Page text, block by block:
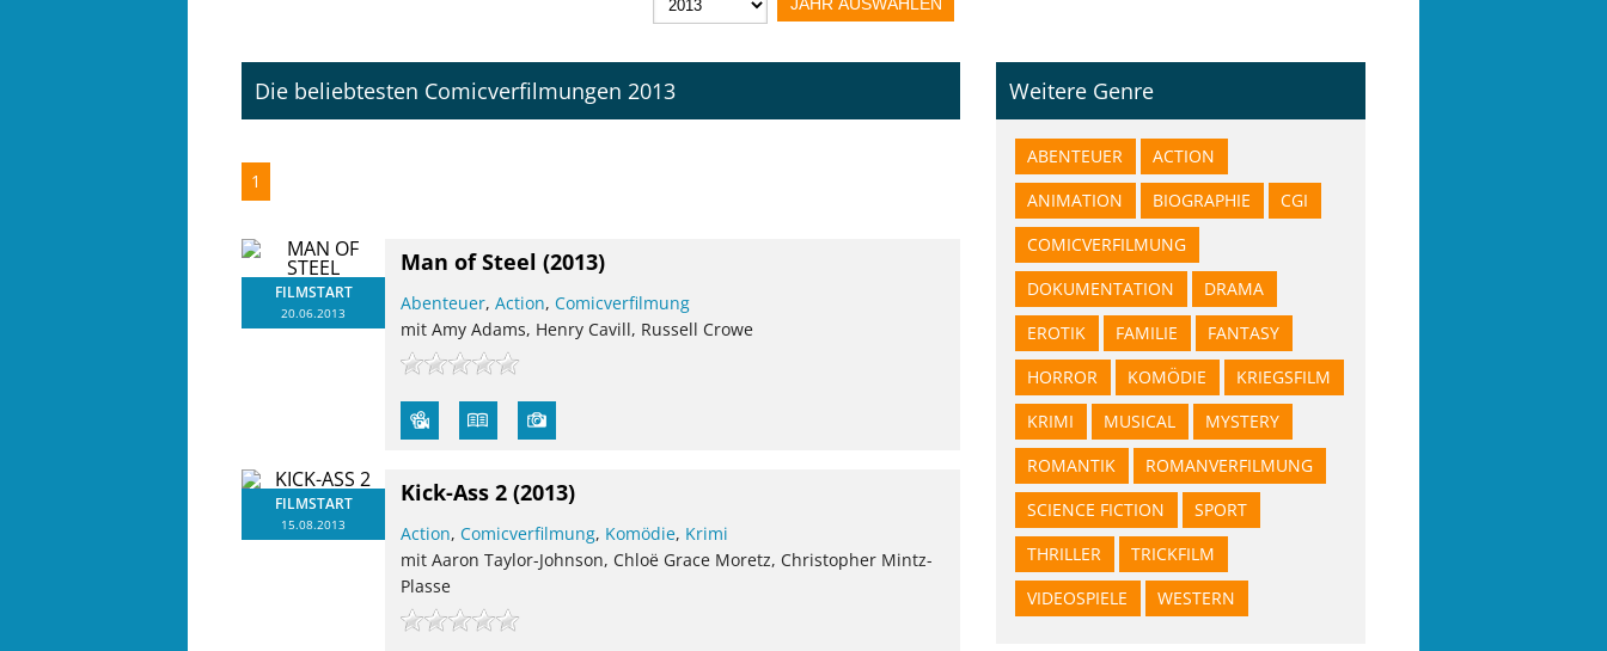
Die beliebtesten Comicverfilmungen 2013
1
FILMSTART
20.06.2013
Man of Steel (2013)
Abenteuer,Action,Comicverfilmung
mit Amy Adams, Henry Cavill, Russell Crowe
FILMSTART
15.08.2013
Kick-Ass 2 (2013)
Action,Comicverfilmung, Komödie, Krimi
mit Aaron Taylor-Johnson, Chloë Grace Moretz, Christopher Mintz-
Plasse
Weitere Genre
ABENTEUER
ACTION
ANIMATION
BIOGRAPHIE
CGI
COMICVERFILMUNG
DOKUMENTATION
DRAMA
EROTIK
FAMILIE
FANTASY
HORROR
KOMÖDIE
KRIEGSFILM
KRIMI
MUSICAL
MYSTERY
ROMANTIK
ROMANVERFILMUNG
SCIENCE FICTION
SPORT
THRILLER
TRICKFILM
VIDEOSPIELE
WESTERN